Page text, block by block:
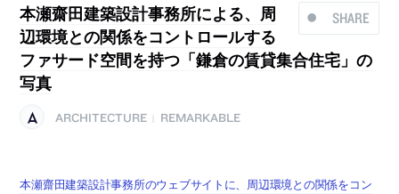
SHARE
本瀬齋田建築設計事務所による、周
辺環境との関係をコントロールする
ファサード空間を持つ「鎌倉の賃貸集合住宅」の
写真
ARCHITECTURE REMARKABLE
本瀬齋田建築設計事務所のウェブサイトに、周辺環境との関係をコン